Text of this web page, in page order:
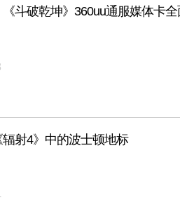
斗破乾坤》360uu通服媒体卡
射4》中的波士顿地标